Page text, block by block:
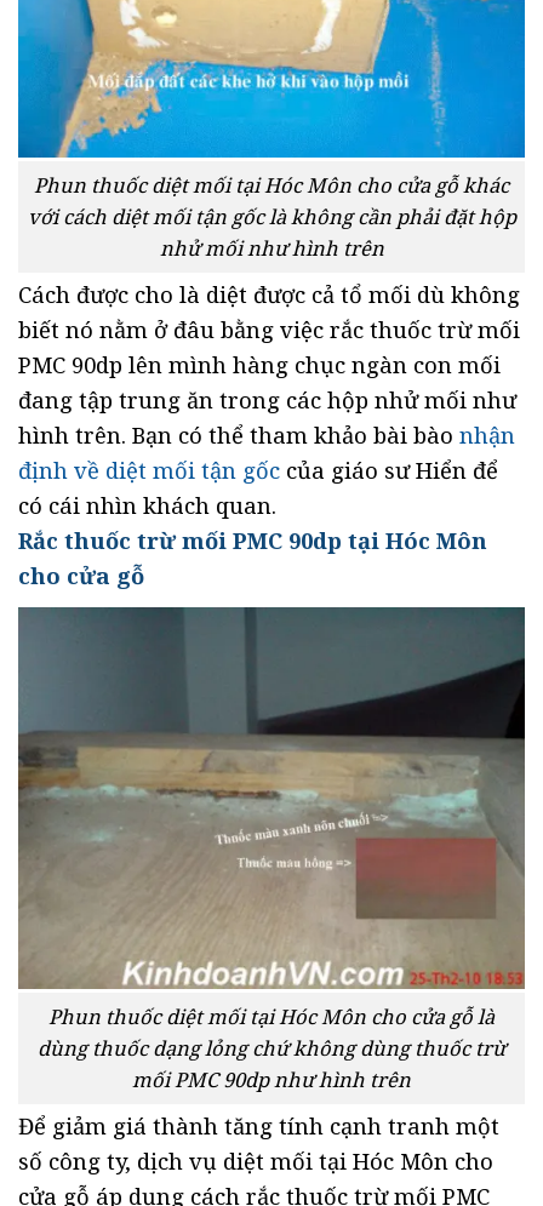
Phun thuốc diệt mối tại Hóc Môn cho cửa gỗ khác
với cách diệt mối tận gốc là không cần phải đặt hộp
nhử mối như hình trên
Cách được cho là diệt được cả tổ mối dù không
biết nó nằm ở đâu bằng việc rắc thuốc trừ mối
PMC 90dp lên mình hàng chục ngàn con mối
đang tập trung ăn trong các hộp nhử mối như
hình trên. Bạn có thể tham khảo bài bào nhận
định về diệt mối tận gốc của giáo sư Hiển để
có cái nhìn khách quan.
Rắc thuốc trừ mối PMC 90dp tại Hóc Môn
cho cửa gỗ
Phun thuốc diệt mối tại Hóc Môn cho cửa gỗ là
dùng thuốc dạng lỏng chứ không dùng thuốc trừ
mối PMC 90dp như hình trên
Để giảm giá thành tăng tính cạnh tranh một
số công ty, dịch vụ diệt mối tại Hóc Môn cho
cửa gỗ áp dụng cách rắc thuốc trừ mối PMC